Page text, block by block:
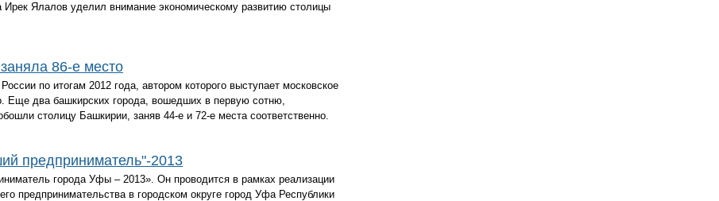
Ялалов уделил внимание экономическому развитию столицы
86-е место
по итогам 2012 года, автором которого выступает московское
Еще два башкирских города, вошедших в первую сотню,
столицу Башкирии, заняв 44-е и 72-е места соответственно.
предприниматель"-2013
города Уфы – 2013». Он проводится в рамках реализации
предпринимательства в городском округе город Уфа Республики